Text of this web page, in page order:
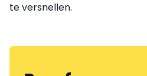
te versnellen.